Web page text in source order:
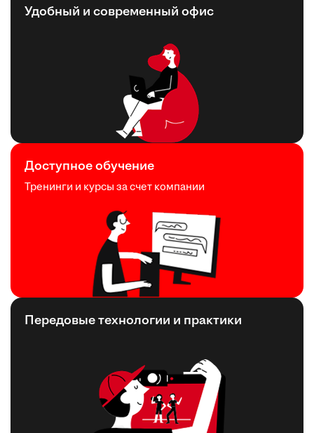
Удобный и современный офис
Доступное обучение
Тренинги и курсы за счет компании
Передовые технологии и практики